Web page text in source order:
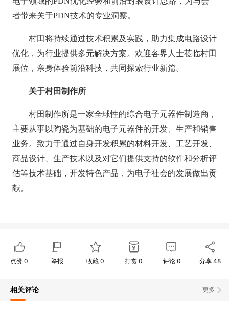
者带来关于PDN技术的专业洞察。
村田将持续通过技术积累及实践，助力集成电路设计
优化，为行业提供多元解决方案。欢迎各界人士莅临村田
展位，亲身体验前沿科技，共同探索行业新篇。
关于村田制作所
村田制作所是一家全球性的综合电子元器件制造商，
主要从事以陶瓷为基础的电子元器件的开发、生产和销售
业务。致力于通过自身开发积累的材料开发、工艺开发、
商品设计、生产技术以及对它们提供支持的软件和分析评
估等技术基础，开发特色产品，为电子社会的发展做出贡
献。
点赞 0 举报 收藏0 打赏 0 评论 0 分享 48
更多
相关评论